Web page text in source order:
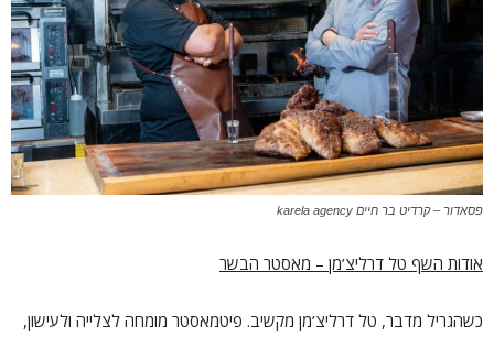
פסאדור – קרדיט בר חיים karela agency
אודות השף טל דרליצ’מן – מאסטר הבשר
כשהגריל מדבר, טל דרליצ’מן מקשיב. פיטמאסטר מומחה לצלייה ולעישון,